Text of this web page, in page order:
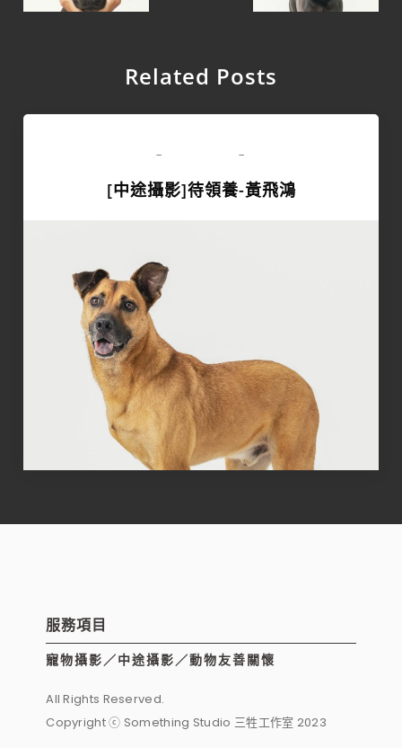
Related Posts
- -
[中途攝影]待領養-黃飛鴻
服務項目
寵物攝影／中途攝影／動物友善關懷
All Rights Reserved.
Copyright ⓒ Something Studio 三牲工作室 2023